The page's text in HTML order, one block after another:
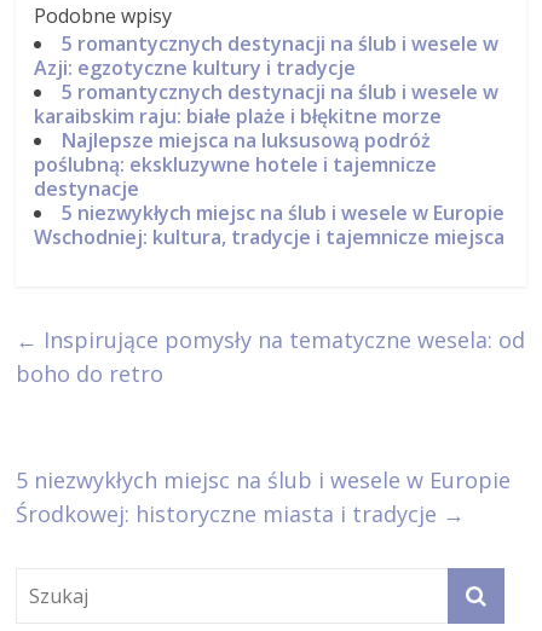
Podobne wpisy
5 romantycznych destynacji na ślub i wesele w
Azji: egzotyczne kultury i tradycje
5 romantycznych destynacji na ślub i wesele w
karaibskim raju: białe plaże i błękitne morze
Najlepsze miejsca na luksusową podróż
poślubną: ekskluzywne hotele i tajemnicze
destynacje
5 niezwykłych miejsc na ślub i wesele w Europie
Wschodniej: kultura, tradycje i tajemnicze miejsca
← Inspirujące pomysły na tematyczne wesela: od
boho do retro
5 niezwykłych miejsc na ślub i wesele w Europie
Środkowej: historyczne miasta i tradycje →